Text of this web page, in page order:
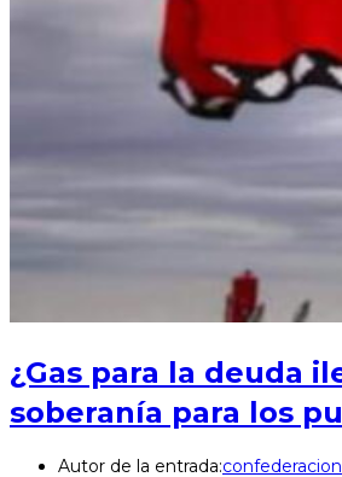
¿Gas para la deuda
soberanía para los
Autor de la entrada:confederacion